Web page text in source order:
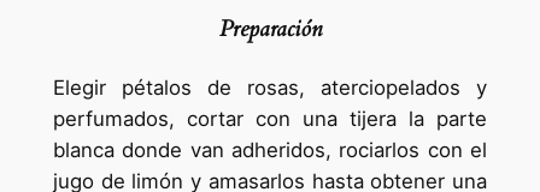
Preparación
Elegir pétalos de rosas, aterciopelados y
perfumados, cortar con una tijera la parte
blanca donde van adheridos, rociarlos con el
jugo de limón y amasarlos hasta obtener una